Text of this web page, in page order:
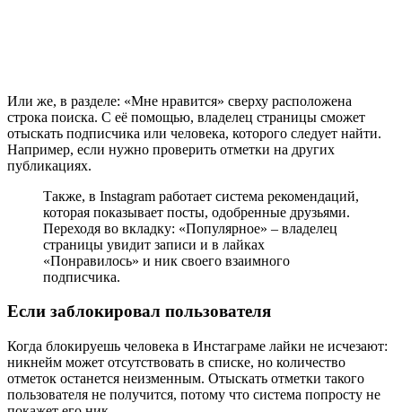
Или же, в разделе: «Мне нравится» сверху расположена
строка поиска. С её помощью, владелец страницы сможет
отыскать подписчика или человека, которого следует найти.
Например, если нужно проверить отметки на других
публикациях.
Также, в Instagram работает система рекомендаций,
которая показывает посты, одобренные друзьями.
Переходя во вкладку: «Популярное» – владелец
страницы увидит записи и в лайках
«Понравилось» и ник своего взаимного
подписчика.
Если заблокировал пользователя
Когда блокируешь человека в Инстаграме лайки не исчезают:
никнейм может отсутствовать в списке, но количество
отметок останется неизменным. Отыскать отметки такого
пользователя не получится, потому что система попросту не